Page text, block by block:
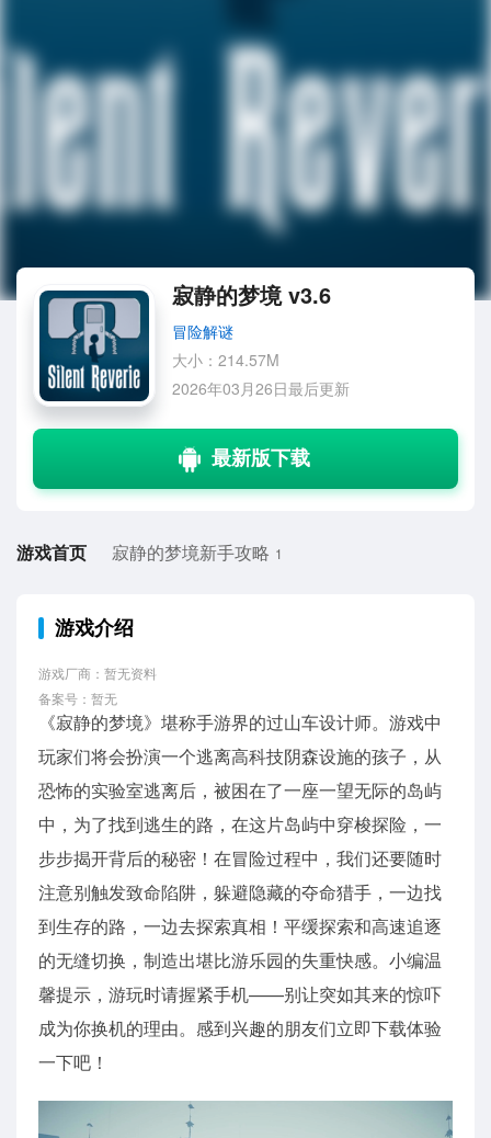
寂静的梦境 v3.6
冒险解谜
大小：214.57M
2026年03月26日最后更新
游戏首页 寂静的梦境新手攻略 1
游戏介绍
游戏厂商：暂无资料
备案号：暂无
《寂静的梦境》堪称手游界的过山车设计师。游戏中
玩家们将会扮演一个逃离高科技阴森设施的孩子，从
恐怖的实验室逃离后，被困在了一座一望无际的岛屿
中，为了找到逃生的路，在这片岛屿中穿梭探险，一
步步揭开背后的秘密！在冒险过程中，我们还要随时
注意别触发致命陷阱，躲避隐藏的夺命猎手，一边找
到生存的路，一边去探索真相！平缓探索和高速追逐
的无缝切换，制造出堪比游乐园的失重快感。小编温
馨提示，游玩时请握紧手机——别让突如其来的惊吓
成为你换机的理由。感到兴趣的朋友们立即下载体验
一下吧！